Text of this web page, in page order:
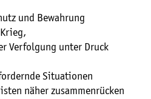
und Bewahrung
Verfolgung unter Druck
Situationen
näher zusammenrücken